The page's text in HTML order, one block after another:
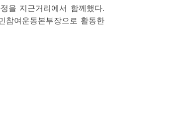
을 지근거리에서 함께했다.
참여운동본부장으로 활동한